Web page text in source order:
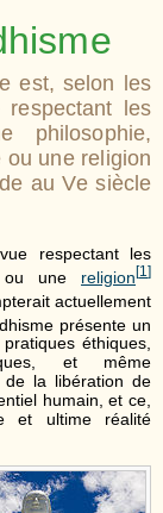
est, selon les
les
philosophie,
ou une religion
au Ve siècle
respectant les
ou une religion[1]
actuellement
présente un
éthiques,
et même
de la libération de
humain, et ce,
et ultime réalité